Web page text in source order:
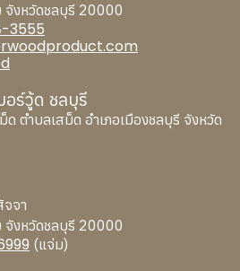
จังหวัดชลบุรี 20000
3555
ร์วู้ด ชลบุรี
ตำบลเสม็ด อำเภอเมืองชลบุรี จังหวัด
จา
จังหวัดชลบุรี 20000
(แจ่ม)